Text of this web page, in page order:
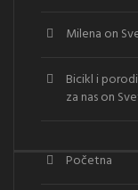
Milena on
Bicikl i
za nason
Početna